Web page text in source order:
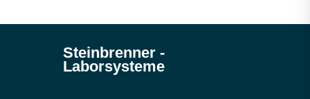
Steinbrenner ­
Laborsysteme